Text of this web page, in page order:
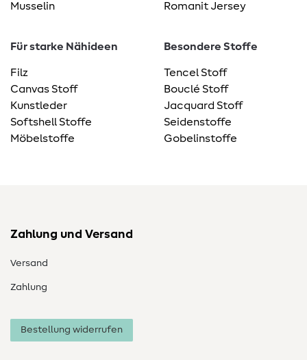
Musselin
Romanit Jersey
Für starke Nähideen
Filz
Canvas Stoff
Kunstleder
Softshell Stoffe
Möbelstoffe
Besondere Stoffe
Tencel Stoff
Bouclé Stoff
Jacquard Stoff
Seidenstoffe
Gobelinstoffe
Zahlung und Versand
Versand
Zahlung
Bestellung widerrufen